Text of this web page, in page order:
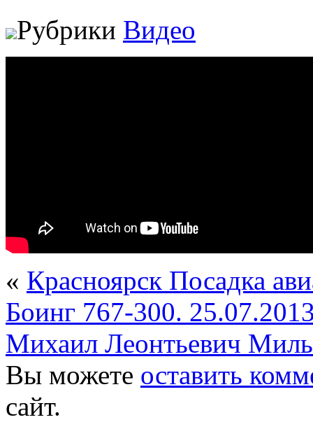
Рубрики Видео
« Красноярск Посадка
Боинг 767-300.
Михаил Леонтьевич Миль
Вы можете оставить
сайт.